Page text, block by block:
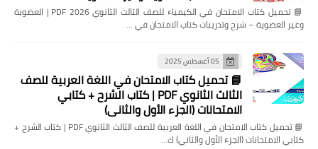
📘 تحميل كتاب الامتحان في الكيمياء للصف الثالث الثانوي 2026 PDF | العضوية
وغير العضوية – شرح وتدريبات كتاب الامتحان في …
05 أغسطس 2025
📘 تحميل كتاب الامتحان في اللغة العربية للصف
الثالث الثانوي PDF | كتاب الشرح + كتابي
الامتحانات (الجزء الأول والثاني)
📘 تحميل كتاب الامتحان في اللغة العربية للصف الثالث الثانوي PDF | كتاب الشرح +
كتابي الامتحانات (الجزء الأول والثاني) ك…